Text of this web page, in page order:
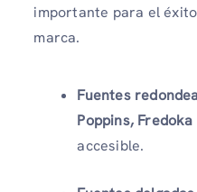
importante para el
marca.
Fuentes
Poppins, Fredoka
accesible.